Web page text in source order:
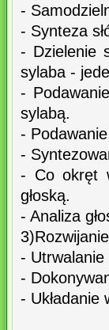
-
- Synteza
- Dzielenie
sylaba -
-
sylabą.
-
-
- Co okręt
głoską.
- Analiza
- Utrwalanie
-
-